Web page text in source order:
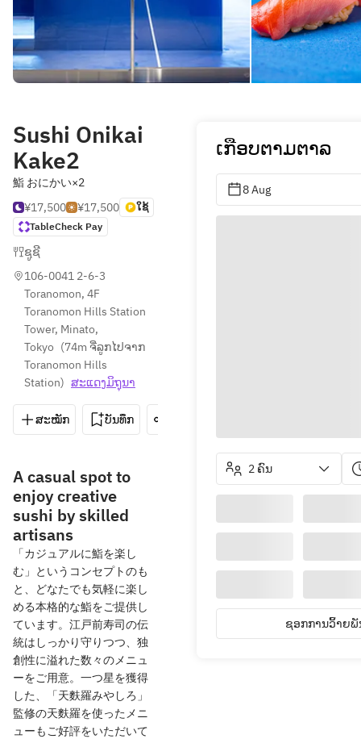
Sushi Onikai
Kake2
鮨 おにかい×2
¥17,500
¥17,500
ໃຊ້
TableCheck Pay
ຊູຊີ
106-0041 2-6-3
Toranomon, 4F
Toranomon Hills Station
Tower, Minato,
Tokyo (74m ຈີ່ລູກໄປຈາກ
Toranomon Hills
Station) ສະ​ແດງ​ມິ​ຖຸນາ
ສະໝັກ ບັນທຶກ
A casual spot to
enjoy creative
sushi by skilled
artisans
「カジュアルに鮨を楽し
む」というコンセプトのも
と、どなたでも気軽に楽し
める本格的な鮨をご提供し
ています。江戸前寿司の伝
統はしっかり守りつつ、独
創性に溢れた数々のメニュ
ーをご用意。一つ星を獲得
した、「天麩羅みやしろ」
監修の天麩羅を使ったメニ
ューもご好評をいただいて
ເກືອບຕາມຕາລ
8 Aug
2 ຄົນ
ຊອກການວິ້າຍພັ